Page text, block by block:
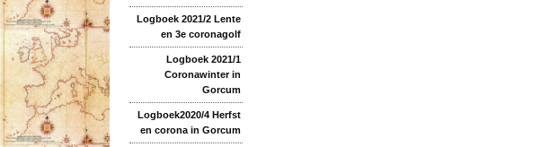
Logboek 2021/2 Lente
en 3e coronagolf
Logboek 2021/1
Coronawinter in
Gorcum
Logboek2020/4 Herfst
en corona in Gorcum